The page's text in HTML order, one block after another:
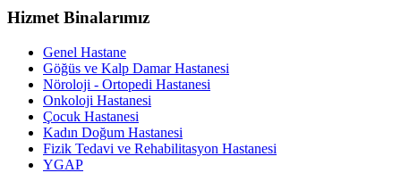
Hizmet Binalarımız
Genel Hastane
Göğüs ve Kalp Damar Hastanesi
Nöroloji - Ortopedi Hastanesi
Onkoloji Hastanesi
Çocuk Hastanesi
Kadın Doğum Hastanesi
Fizik Tedavi ve Rehabilitasyon Hastanesi
YGAP